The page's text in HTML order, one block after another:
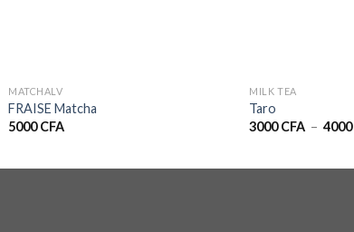
MATCHALV
FRAISE Matcha
5000CFA
MILK TEA
Taro
3000CFA – 4000